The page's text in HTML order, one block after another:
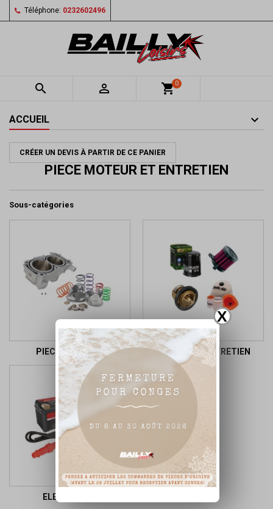
X
Téléphone: 0232602496
  shopping_cart0
ACCUEIL
CRÉER UN DEVIS À PARTIR DE CE PANIER
PIECE MOTEUR ET ENTRETIEN
Sous-catégories
PIECES MOTEUR FILTRES ET ENTRETIEN
ELECTRICITE